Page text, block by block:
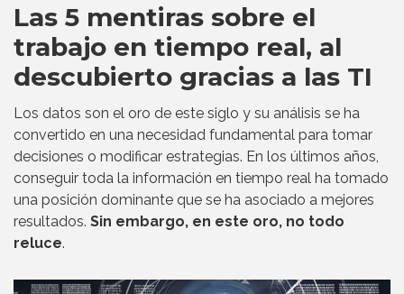
Las 5 mentiras sobre el
trabajo en tiempo real, al
descubierto gracias a las TI
Los datos son el oro de este siglo y su análisis se ha
convertido en una necesidad fundamental para tomar
decisiones o modificar estrategias. En los últimos años,
conseguir toda la información en tiempo real ha tomado
una posición dominante que se ha asociado a mejores
resultados. Sin embargo, en este oro, no todo
reluce.